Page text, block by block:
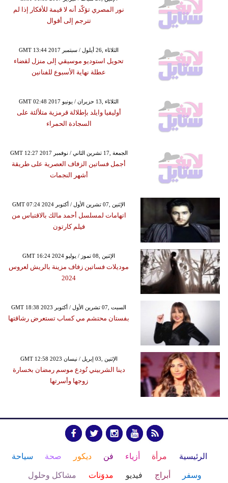
نور المصري تؤكّد أنه لا قيمة للأفكار إذا لم
تترجم إلى أقوال
GMT 13:44 2017 الثلاثاء ,26 أيلول / سبتمبر
تحويل استوديو موسيقي إلى منزل لقضاء
عطلة نهاية الأسبوع للفنانين
GMT 02:48 2017 الثلاثاء ,13 حزيران / يونيو
أوليفيا وايلد بإطلالة قرمزية متلألئة على
السجادة الحمراء
GMT 12:27 2017 الجمعة ,17 تشرين الثاني / نوفمبر
أجمل فساتين الزفاف العصرية على طريقة
أشهر النجمات
GMT 07:24 2024 الإثنين ,07 تشرين الأول / أكتوبر
اتهامات لمسلسل أحمد مالك بالاقتباس من
فيلم كارتون
GMT 16:24 2024 الإثنين ,08 تموز / يوليو
موديلات فساتين زفاف مزينة بالريش لعروس
2024
GMT 18:38 2023 السبت ,07 تشرين الأول / أكتوبر
بفستان محتشم مي كساب تستعرض رشاقتها
GMT 12:58 2023 الإثنين ,03 إبريل / نيسان
دينا الشربيني تُودع موسم رمضان بخسارة
زوجها وأسرتها
الرئيسية مرأة أزياء فن ديكور صحة سياحة
وسفر أبراج فيديو مدوَنات مشاكل وحلول